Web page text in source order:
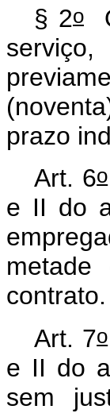
§ 2o
prazo
Art. 6o
e II do
contrato.
Art. 7o
e II do
sem